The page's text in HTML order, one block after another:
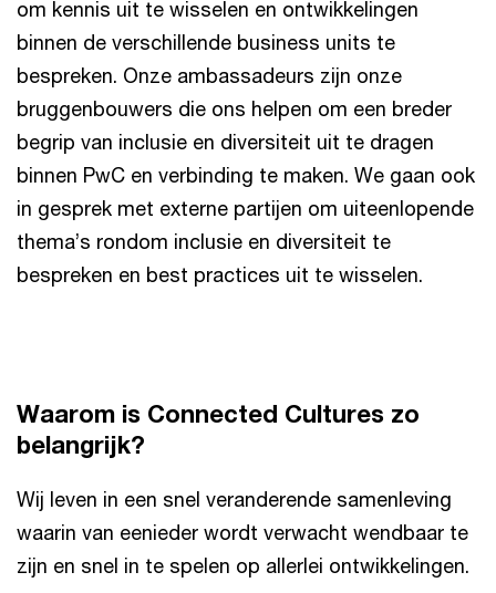
om kennis uit te wisselen en ontwikkelingen
binnen de verschillende business units te
bespreken. Onze ambassadeurs zijn onze
bruggenbouwers die ons helpen om een breder
begrip van inclusie en diversiteit uit te dragen
binnen PwC en verbinding te maken. We gaan ook
in gesprek met externe partijen om uiteenlopende
thema’s rondom inclusie en diversiteit te
bespreken en best practices uit te wisselen.
Waarom is Connected Cultures zo
belangrijk?
Wij leven in een snel veranderende samenleving
waarin van eenieder wordt verwacht wendbaar te
zijn en snel in te spelen op allerlei ontwikkelingen.